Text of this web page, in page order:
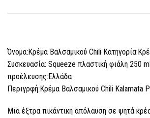
Όνομα:Κρέμα Βαλσαμικού Chili
Συσκευασία: Squeeze πλαστική φιάλη 250
προέλευσης:Ελλάδα
Περιγρφή:Κρέμα Βαλσαμικού Chili Kalamata
Μια έξτρα πικάντικη απόλαυση σε ψητά